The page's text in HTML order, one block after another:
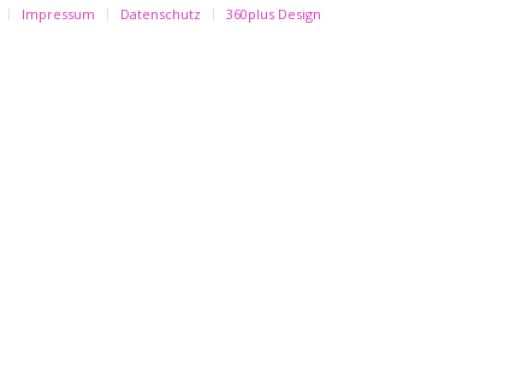
Impressum Datenschutz 360plus Design